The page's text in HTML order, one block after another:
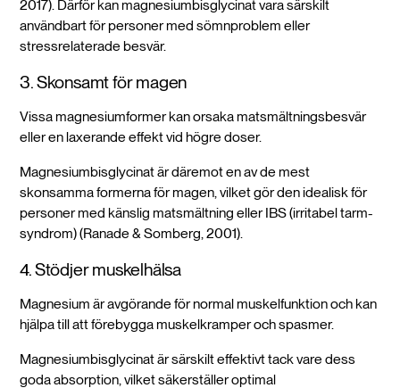
2017). Därför kan magnesiumbisglycinat vara särskilt
användbart för personer med sömnproblem eller
stressrelaterade besvär.
3. Skonsamt för magen
Vissa magnesiumformer kan orsaka matsmältningsbesvär
eller en laxerande effekt vid högre doser.
Magnesiumbisglycinat är däremot en av de mest
skonsamma formerna för magen, vilket gör den idealisk för
personer med känslig matsmältning eller IBS (irritabel tarm-
syndrom) (Ranade & Somberg, 2001).
4. Stödjer muskelhälsa
Magnesium är avgörande för normal muskelfunktion och kan
hjälpa till att förebygga muskelkramper och spasmer.
Magnesiumbisglycinat är särskilt effektivt tack vare dess
goda absorption, vilket säkerställer optimal